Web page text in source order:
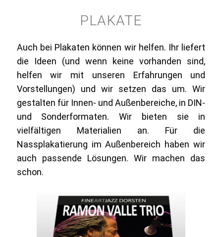
PLAKATE
Auch bei Plakaten können wir helfen. Ihr liefert
die Ideen (und wenn keine vorhanden sind,
helfen wir mit unseren Erfahrungen und
Vorstellungen) und wir setzen das um. Wir
gestalten für Innen- und Außenbereiche, in DIN-
und Sonderformaten. Wir bieten sie in
vielfältigen Materialien an. Für die
Nassplakatierung im Außenbereich haben wir
auch passende Lösungen. Wir machen das
schon.